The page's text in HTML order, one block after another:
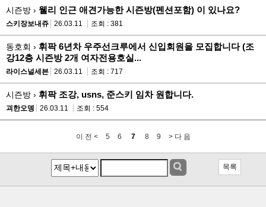
시즌방 › 웰리 인근 애견가능한 시즌방(펜션포함) 이 있나요?
스키장보내쥬 26.03.11 조회 : 381
동호회 › 휘팍 6년차 우주선크루에서 신입회원을 모집합니다 (조
강12층 시즌방 2개 여자전용호실...
라이스널세븐 26.03.11 조회 : 717
시즌방 › 휘팍 조강, usns, 준스키 임차 원합니다.
괴한오뎅 26.03.11 조회 : 554
이 전 < 5 6 7 8 9 > 다 음
목록